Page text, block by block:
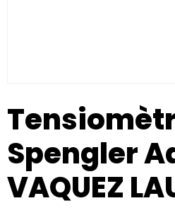
Spengler
VAQUEZ